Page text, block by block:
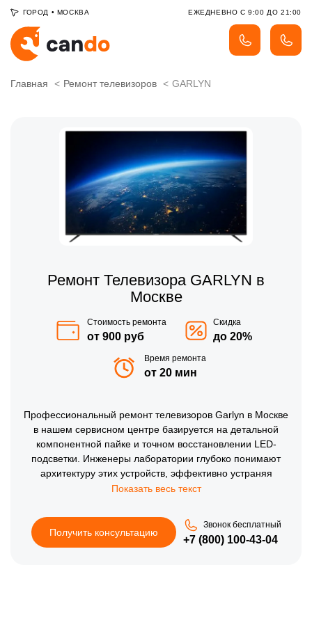
ГОРОД • МОСКВА ЕЖЕДНЕВНО С 9:00 ДО 21:00
Главная Ремонт телевизоров GARLYN
Ремонт Телевизора GARLYN в
Москве
Стоимость ремонта
от 900 руб
Скидка
до 20%
Время ремонта
от 20 мин
Профессиональный ремонт телевизоров Garlyn в Москве
в нашем сервисном центре базируется на детальной
компонентной пайке и точном восстановлении LED-
подсветки. Инженеры лаборатории глубоко понимают
архитектуру этих устройств, эффективно устраняя
поломки материнских плат (MainBoard), дефекты
систем. Мы избегаем дорогостоящей узловой замены,
перепаивая поврежденные микросхемы и меняя
сгоревшие светодиоды локально. На финальной стадии
Получить консультацию
Звонок бесплатный
+7 (800) 100-43-04